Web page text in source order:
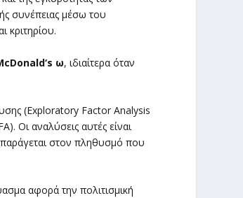
συνέπειας μέσω του
κριτηρίου.
‘s ω, ιδιαίτερα όταν
(Exploratory Factor Analysis
Οι αναλύσεις αυτές είναι
στον πληθυσμό που
αφορά την πολιτισμική